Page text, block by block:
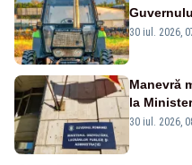
30 iul. 2026,
Manevră
la
ies în
30 iul. 2026,